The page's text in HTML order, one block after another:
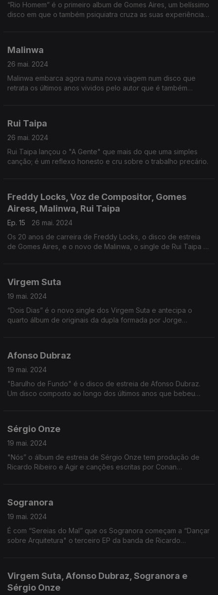
“Rio Homem” é o primeiro album de Gomes Aires, um belíssimo
disco em que o também psiquiatra cruza as suas experiências
Malinwa
26 mai. 2024
Malinwa embarca agora numa nova viagem num disco que
retrata os últimos anos vividos pelo autor que é também
Rui Taipa
26 mai. 2024
Rui Taipa lançou o "A Gente" que mais do que uma simples
canção; é um reflexo honesto e cru sobre o trabalho precário.
Freddy Locks, Voz de Compositor, Gomes
Airess, Malinwa, Rui Taipa
Ep. 15
26 mai. 2024
Os 20 anos de carreira de Freddy Locks, o disco de estreia
de Gomes Aires, e o novo de Malinwa, o single de Rui Taipa e
Virgem Suta
19 mai. 2024
“Dois Dias” é o novo single dos Virgem Suta e antecipa o
quarto álbum de originais da dupla formada por Jorge
Afonso Dubraz
19 mai. 2024
"Barulho de Fundo" é o disco de estreia de Afonso Dubraz.
Um disco composto ao longo dos últimos anos que bebeu
Sérgio Onze
19 mai. 2024
"Nós” o álbum de estreia de Sérgio Onze tem produção de
Ricardo Ribeiro e Agir e canções escritas por Conan
Sogranora
19 mai. 2024
É com “Sereias do Mal” que os Sogranora começam a “Dançar
sobre Arquitetura" o terceiro EP da banda de Ricardo
Virgem Suta, Afonso Dubraz, Sogranora e
Sérgio Onze